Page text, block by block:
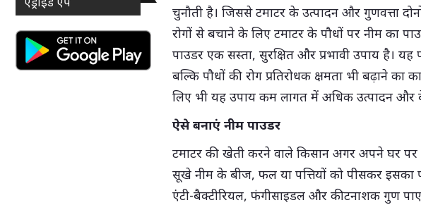
चुनौती है। जिससे टमाटर के उत्पादन और गुणवत्ता
रोगों से बचाने के लिए टमाटर के पौधों पर नीम का
पाउडर एक सस्ता, सुरक्षित और प्रभावी उपाय है। यह
बल्कि पौधों की रोग प्रतिरोधक क्षमता भी बढ़ाने
लिए भी यह उपाय कम लागत में अधिक उत्पादन और
ऐसे बनाएं नीम पाउडर
टमाटर की खेती करने वाले किसान अगर अपने घर पर
सूखे नीम के बीज, फल या पत्तियों को पीसकर इसका
एंटी-बैक्टीरियल, फंगीसाइडल और कीटनाशक गुण